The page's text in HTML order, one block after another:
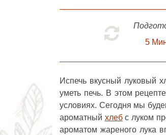
5
Испечь вкусный луковый
уметь печь. В этом
условиях. Сегодня мы
ароматный хлебс луком
ароматом жареного лука